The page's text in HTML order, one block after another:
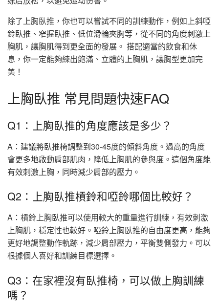
除了上胸臥推，你也可以嘗試不同的訓練動作，例如上斜啞
鈴臥推、窄握臥推、低位滑輪夾胸等，從不同的角度刺激上
胸肌，讓胸肌得到更全面的發展。 搭配適當的飲食和休
息，你一定能夠練出飽滿、立體的上胸肌，讓胸型更加完
美！
上胸臥推 常見問題快速FAQ
Q1：上胸臥推的角度應該是多少？
A：建議將臥推椅調整到30-45度的傾斜角度。過高的角度
會更多地啟動肩部肌肉，降低上胸肌的參與度。這個角度能
有效刺激上胸，同時減少肩部的壓力。
Q2：上胸臥推槓鈴和啞鈴哪個比較好？
A：槓鈴上胸臥推可以使用較大的重量進行訓練，有效刺激
上胸肌，穩定性也較好。啞鈴上胸臥推的自由度更高，能夠
更好地調整動作軌跡，減少肩部壓力，平衡雙側發力。可以
根據個人喜好和訓練目標選擇。
Q3：在家裡沒有臥推椅，可以做上胸訓練
嗎？